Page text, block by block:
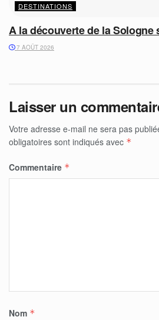
DESTINATIONS
A la découverte de la Sologne
7 AOÛT 2026
Laisser un
Votre adresse e-mail ne sera pas
obligatoires sont indiqués avec *
Commentaire *
Nom *